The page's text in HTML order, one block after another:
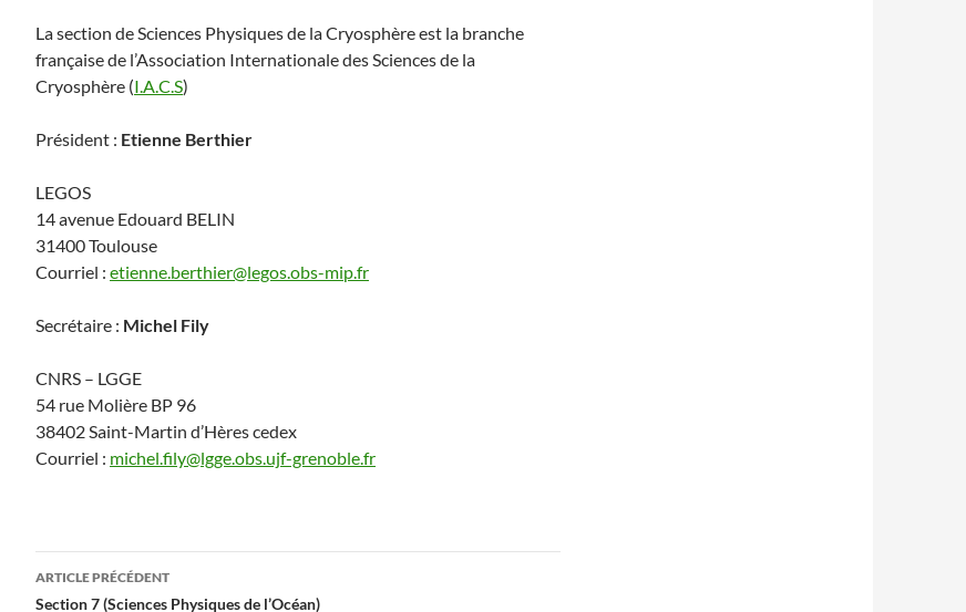
La section de Sciences Physiques de la Cryosphèreest la branche
française de l’Association Internationale des Sciences de la
Cryosphère (I.A.C.S)
Président : Etienne Berthier
LEGOS
14 avenue Edouard BELIN
31400 Toulouse
Courriel : etienne.berthier@legos.obs-mip.fr
Secrétaire : Michel Fily
CNRS – LGGE
54 rue Molière BP 96
38402 Saint-Martin d’Hères cedex
Courriel : michel.fily@lgge.obs.ujf-grenoble.fr
Navigation
ARTICLE PRÉCÉDENT
Section 7 (Sciences Physiques de l’Océan)